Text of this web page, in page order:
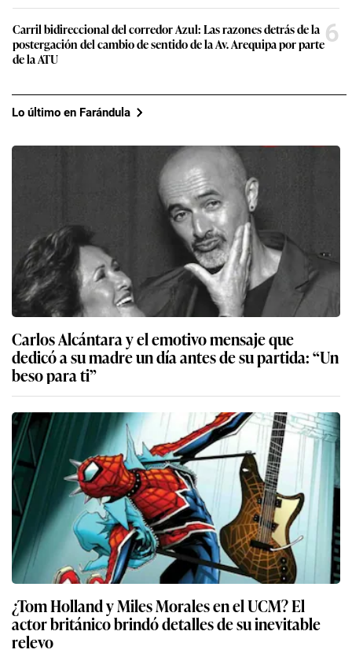
Carril bidireccional del corredor Azul: Las razones detrás de la
postergación del cambio de sentido de la Av. Arequipa por parte
de la ATU
6
Lo último en Farándula
Carlos Alcántara y el emotivo mensaje que
dedicó a su madre un día antes de su partida: “Un
beso para ti”
¿Tom Holland y Miles Morales en el UCM? El
actor británico brindó detalles de su inevitable
relevo